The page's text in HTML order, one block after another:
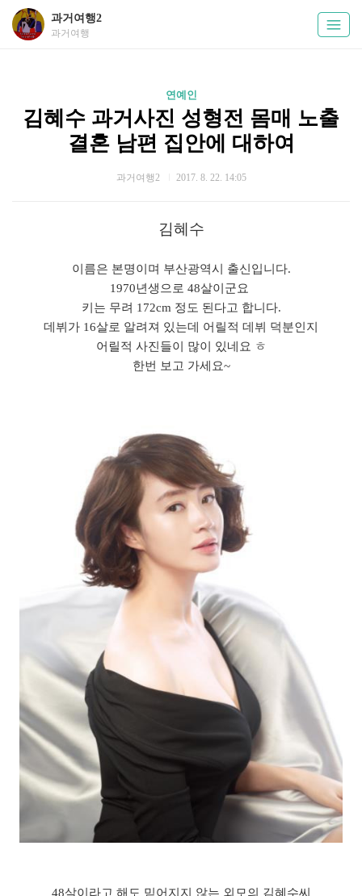
과거여행2
과거여행
연예인
김혜수 과거사진 성형전 몸매 노출
결혼 남편 집안에 대하여
과거여행2 2017. 8. 22. 14:05
김혜수
이름은 본명이며 부산광역시 출신입니다.
1970년생으로 48살이군요
키는 무려 172cm 정도 된다고 합니다.
데뷔가 16살로 알려져 있는데 어릴적 데뷔 덕분인지
어릴적 사진들이 많이 있네요 ㅎ
한번 보고 가세요~
48살이라고 해도 믿어지지 않는 외모의 김혜수씨